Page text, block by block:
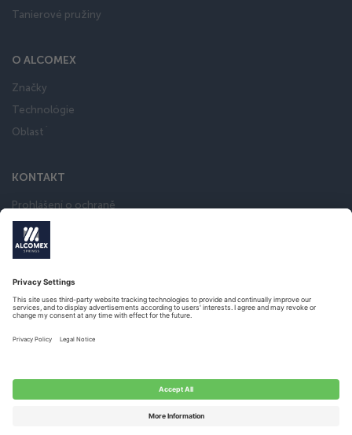
Tanierové pružiny
O ALCOMEX
Značky
Technológie
Oblast´
KONTAKT
Prohlášení o ochraně
Všeobecné obchodní podmínky
General terms and conditions